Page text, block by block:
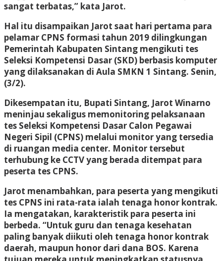
sangat terbatas,” kata Jarot.
Hal itu disampaikan Jarot saat hari pertama para
pelamar CPNS formasi tahun 2019 dilingkungan
Pemerintah Kabupaten Sintang mengikuti tes
Seleksi Kompetensi Dasar (SKD) berbasis komputer
yang dilaksanakan di Aula SMKN 1 Sintang. Senin,
(3/2).
Dikesempatan itu, Bupati Sintang, Jarot Winarno
meninjau sekaligus memonitoring pelaksanaan
tes Seleksi Kompetensi Dasar Calon Pegawai
Negeri Sipil (CPNS) melalui monitor yang tersedia
di ruangan media center. Monitor tersebut
terhubung ke CCTV yang berada ditempat para
peserta tes CPNS.
Jarot menambahkan, para peserta yang mengikuti
tes CPNS ini rata-rata ialah tenaga honor kontrak.
Ia mengatakan, karakteristik para peserta ini
berbeda. “Untuk guru dan tenaga kesehatan
paling banyak diikuti oleh tenaga honor kontrak
daerah, maupun honor dari dana BOS. Karena